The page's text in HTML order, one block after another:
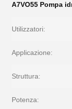
A7VO55 Pompa
Utilizzatori:
Applicazione:
Struttura:
Potenza: